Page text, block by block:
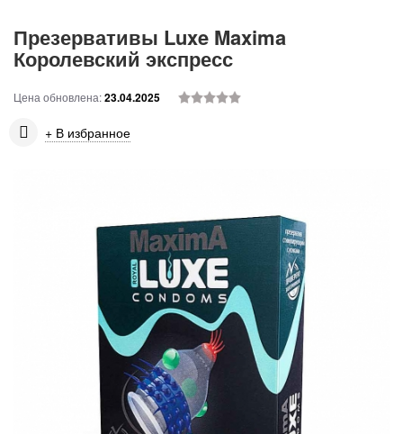
Презервативы Luxe Maxima
Королевский экспресс
Цена обновлена:23.04.2025